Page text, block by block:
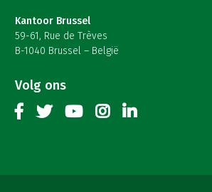
Kantoor Brussel
59-61, Rue de Trèves
B-1040 Brussel – België
Volg ons